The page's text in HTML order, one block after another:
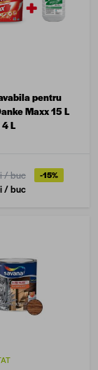
pentru
Maxx 15 L
L
/ buc -15%
/ buc